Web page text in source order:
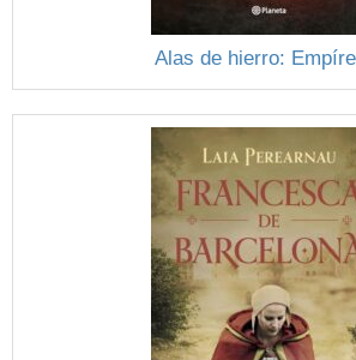
Alas de hierro: